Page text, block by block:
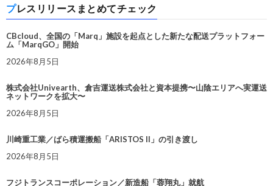
プレスリリースまとめてチェック
CBcloud、全国の「Marq」施設を起点とした新たな配送プラットフォー
ム「MarqGO」開始
2026年8月5日
株式会社Univearth、倉吉運送株式会社と資本提携〜山陰エリアへ実運送
ネットワークを拡大〜
2026年8月5日
川崎重工業／ばら積運搬船「ARISTOS II」の引き渡し
2026年8月5日
フジトランスコーポレーション／新造船「蓉翔丸」就航